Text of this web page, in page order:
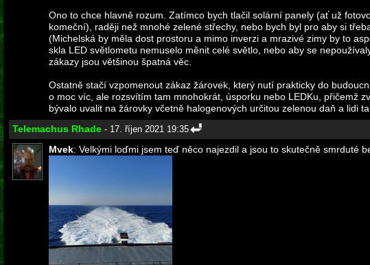
Ono to chce hlavně rozum. Zatímco bych tlačil solární panely (ať už
komeční), raději než mnohé zelené střechy, nebo bych byl pro aby si
(Michelská by měla dost prostoru a mimo inverzi a mrazivé zimy by to
skla LED světlometu nemuselo měnit celé světlo, nebo aby se
zákazy jsou většinou špatná věc.
Ostatně stačí vzpomenout zákaz žárovek, který nutí prakticky do
o moc víc, ale rozsvítím tam mnohokrát, úsporku nebo LEDKu, přičemž
bývalo uvalit na žárovky včetně halogenových určitou zelenou daň a lidi
Telemachus Rhade - 17. říjen 2021 19:35
Mvek: Velkými loďmi jsem teď něco najezdil a jsou to skutečně smrduté